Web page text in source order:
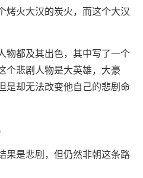
烤火大汉的炭火，而这个大汉
物都及其出色，其中写了一个
个悲剧人物是大英雄，大豪
是却无法改变他自己的悲剧命
果是悲剧，但仍然非朝这条路